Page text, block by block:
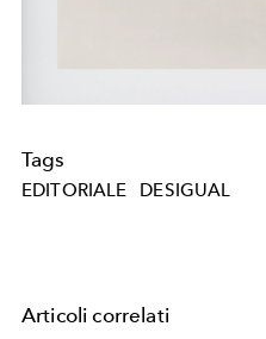
Tags
EDITORIALE DESIGUAL
Articoli correlati